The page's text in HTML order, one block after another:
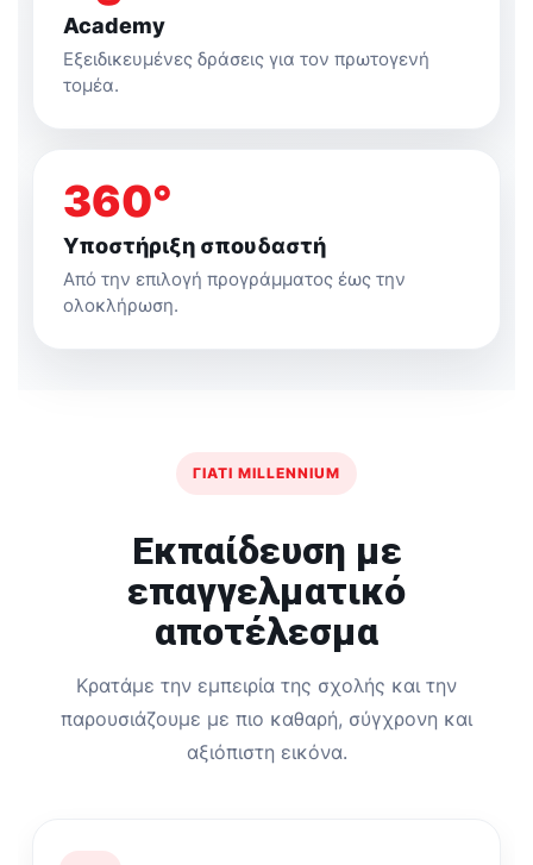
Academy
Εξειδικευμένες δράσεις για τον πρωτογενή
τομέα.
360°
Υποστήριξη σπουδαστή
Από την επιλογή προγράμματος έως την
ολοκλήρωση.
ΓΙΑΤΊ MILLENNIUM
Εκπαίδευση με
επαγγελματικό
αποτέλεσμα
Κρατάμε την εμπειρία της σχολής και την
παρουσιάζουμε με πιο καθαρή, σύγχρονη και
αξιόπιστη εικόνα.